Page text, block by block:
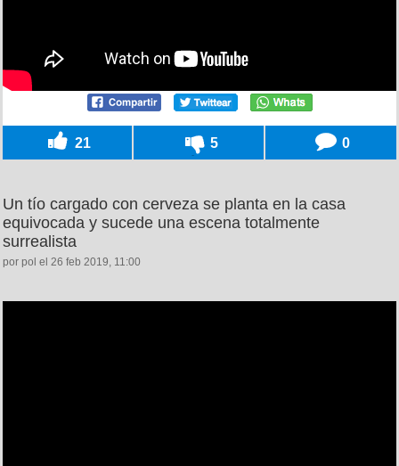
21 5 0
Un tío cargado con cerveza se planta en la casa
equivocada y sucede una escena totalmente
surrealista
por pol el 26 feb 2019, 11:00